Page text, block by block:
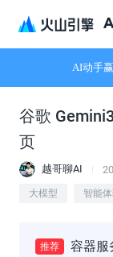
AI动手
谷歌
页
越哥聊AI
大模型 智能
推荐 容器服